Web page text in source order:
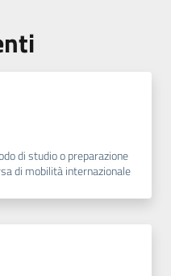
di studio o preparazione
di mobilità internazionale